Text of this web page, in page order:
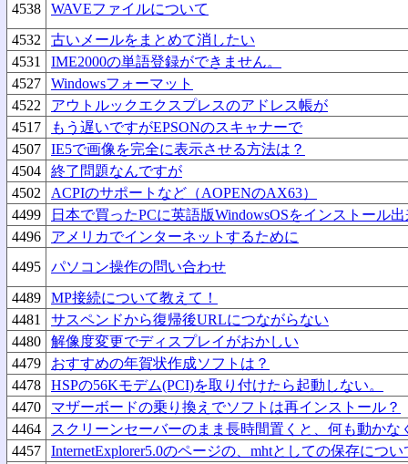
4538
WAVEファイルについて
4532
古いメールをまとめて消したい
4531
IME2000の単語登録ができません。
4527
Windowsフォーマット
4522
アウトルックエクスプレスのアドレス帳が
4517
もう遅いですがEPSONのスキャナーで
4507
IE5で画像を完全に表示させる方法は？
4504
終了問題なんですが
4502
ACPIのサポートなど（AOPENのAX63）
4499
日本で買ったPCに英語版WindowsOSをインストール
4496
アメリカでインターネットするために
4495
パソコン操作の問い合わせ
4489
MP接続について教えて！
4481
サスペンドから復帰後URLにつながらない
4480
解像度変更でディスプレイがおかしい
4479
おすすめの年賀状作成ソフトは？
4478
HSPの56Kモデム(PCI)を取り付けたら起動しない。
4470
マザーボードの乗り換えでソフトは再インストール？
4464
スクリーンセーバーのまま長時間置くと、何も動かな
4457
InternetExplorer5.0のページの、mhtとしての保存につい